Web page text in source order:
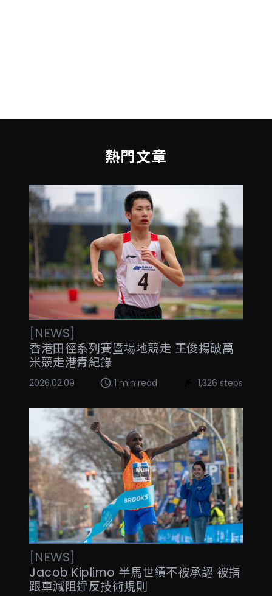
熱門文章
[NEWS]
香港田徑系列賽暨場地競走 王俊揚破萬
米競走港青紀錄
2026.02.09 1 min read 1,326 steps
[NEWS]
Jacob Kiplimo 半馬世績不被承認 被指
跟車減阻違反技術規則